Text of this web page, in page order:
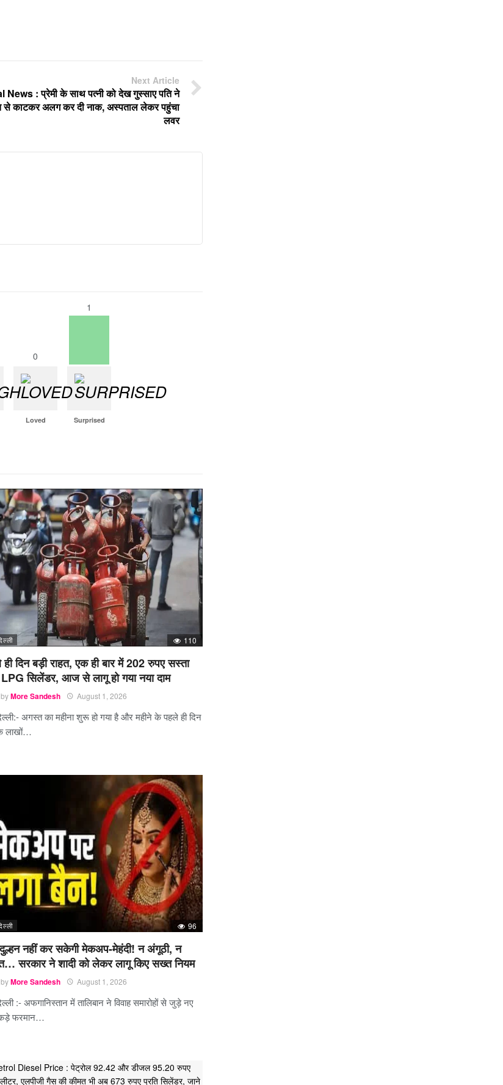
Next Article
News : प्रेमी के साथ पत्नी को देख गुस्साए पति ने
से काटकर अलग कर दी नाक, अस्पताल लेकर पहुंचा
लवर
0
Loved
1
Surprised
110
दिन बड़ी राहत, एक ही बार में 202 रुपए सस्ता
सिलेंडर, आज से लागू हो गया नया दाम
byMore Sandesh August 1, 2026
अगस्त का महीना शुरू हो गया है और महीने के पहले ही दिन
लाखों…
96
नहीं कर सकेगी मेकअप-मेहंदी! न अंगूठी, न
सरकार ने शादी को लेकर लागू किए सख्त नियम
byMore Sandesh August 1, 2026
:- अफगानिस्तान में तालिबान ने विवाह समारोहों से जुड़े नए
फरमान…